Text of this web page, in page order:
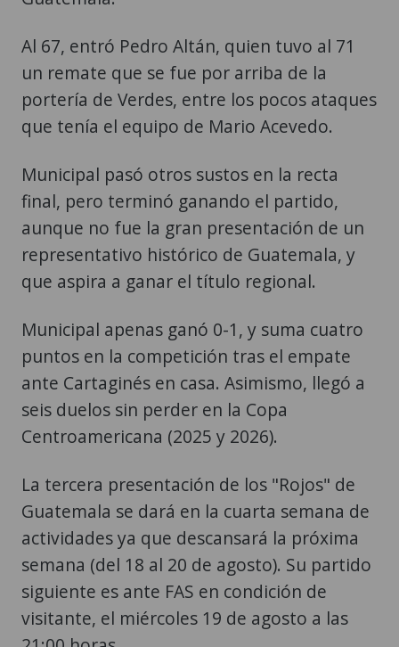
Al 67, entró Pedro Altán, quien tuvo al 71
un remate que se fue por arriba de la
portería de Verdes, entre los pocos ataques
que tenía el equipo de Mario Acevedo.
Municipal pasó otros sustos en la recta
final, pero terminó ganando el partido,
aunque no fue la gran presentación de un
representativo histórico de Guatemala, y
que aspira a ganar el título regional.
Municipal apenas ganó 0-1, y suma cuatro
puntos en la competición tras el empate
ante Cartaginés en casa. Asimismo, llegó a
seis duelos sin perder en la Copa
Centroamericana (2025 y 2026).
La tercera presentación de los "Rojos" de
Guatemala se dará en la cuarta semana de
actividades ya que descansará la próxima
semana (del 18 al 20 de agosto). Su partido
siguiente es ante FAS en condición de
visitante, el miércoles 19 de agosto a las